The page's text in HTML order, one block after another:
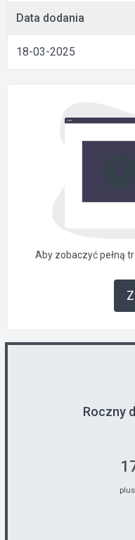
Data dodania
18-03-2025
Aby zobaczyć pełną
Roczny